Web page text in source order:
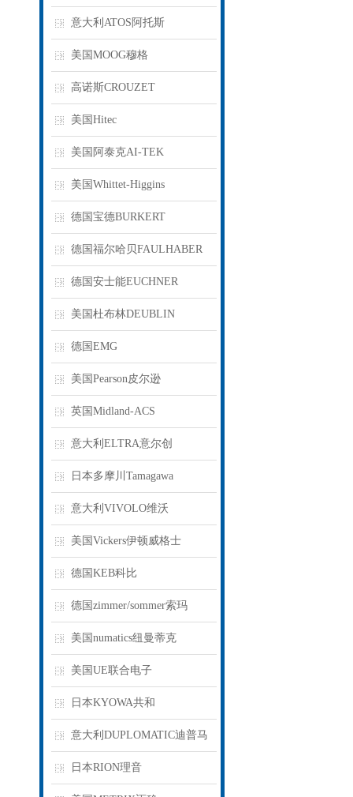
意大利ATOS阿托斯
美国MOOG穆格
高诺斯CROUZET
美国Hitec
美国阿泰克AI-TEK
美国Whittet-Higgins
德国宝德BURKERT
德国福尔哈贝FAULHABER
德国安士能EUCHNER
美国杜布林DEUBLIN
德国EMG
美国Pearson皮尔逊
英国Midland-ACS
意大利ELTRA意尔创
日本多摩川Tamagawa
意大利VIVOLO维沃
美国Vickers伊顿威格士
德国KEB科比
德国zimmer/sommer索玛
美国numatics纽曼蒂克
美国UE联合电子
日本KYOWA共和
意大利DUPLOMATIC迪普马
日本RION理音